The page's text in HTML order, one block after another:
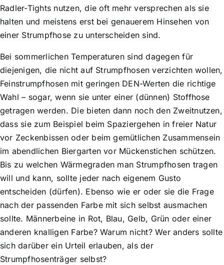
Radler-Tights nutzen, die oft mehr versprechen als sie
halten und meistens erst bei genauerem Hinsehen von
einer Strumpfhose zu unterscheiden sind.
Bei sommerlichen Temperaturen sind dagegen für
diejenigen, die nicht auf Strumpfhosen verzichten wollen,
Feinstrumpfhosen mit geringen DEN-Werten die richtige
Wahl – sogar, wenn sie unter einer (dünnen) Stoffhose
getragen werden. Die bieten dann noch den Zweitnutzen,
dass sie zum Beispiel beim Spaziergehen in freier Natur
vor Zeckenbissen oder beim gemütlichen Zusammensein
im abendlichen Biergarten vor Mückenstichen schützen.
Bis zu welchen Wärmegraden man Strumpfhosen tragen
will und kann, sollte jeder nach eigenem Gusto
entscheiden (dürfen). Ebenso wie er oder sie die Frage
nach der passenden Farbe mit sich selbst ausmachen
sollte. Männerbeine in Rot, Blau, Gelb, Grün oder einer
anderen knalligen Farbe? Warum nicht? Wer anders sollte
sich darüber ein Urteil erlauben, als der
Strumpfhosenträger selbst?